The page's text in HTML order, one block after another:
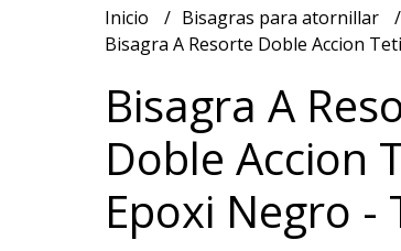
Inicio
Bisagras para atornillar
Bisagra A Resorte Doble Accion
Bisagra A
Doble Accion
Epoxi Negro -